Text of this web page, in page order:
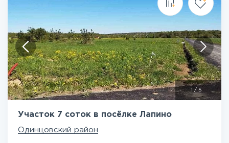
1 / 5
Участок 7 соток в посёлке Лапино
Одинцовский район